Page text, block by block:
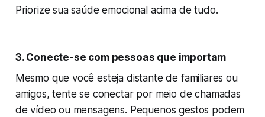
Priorize sua saúde emocional acima de tudo.
3. Conecte-se com pessoas que importam
Mesmo que você esteja distante de familiares ou
amigos, tente se conectar por meio de chamadas
de vídeo ou mensagens. Pequenos gestos podem